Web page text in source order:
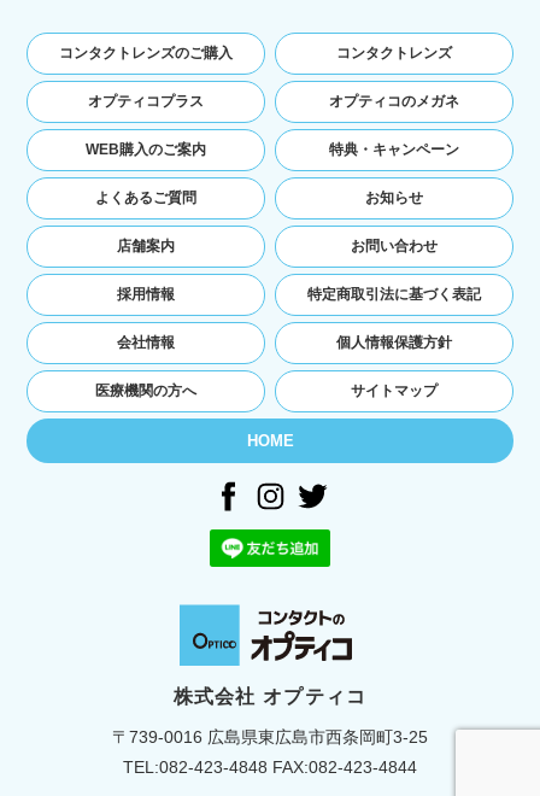
ユーザーに自分の登録情報の閲覧や修正，利用
状況の閲覧を行っていただくために，氏名，住
所，連絡先，支払方法などの登録情報，利用さ
れたサービスや購入された商品，およびそれら
の代金などに関する情報を表示する目的
ユーザーにお知らせや連絡をするためにメール
アドレスを利用する場合やユーザーに商品を送
付したり必要に応じて連絡したりするため，氏
名や住所などの連絡先情報を利用する目的
ユーザーの本人確認を行うために，氏名，生年
月日，住所，電話番号，銀行口座番号，クレジ
ットカード番号，運転免許証番号，配達証明付
き郵便の到達結果などの情報を利用する目的
ユーザーに代金を請求するために，購入された
商品名や数量，利用されたサービスの種類や期
間，回数，請求金額，氏名，住所，銀行口座番
号やクレジットカード番号などの支払に関する
情報などを利用する目的
ユーザーが簡便にデータを入力できるようにす
るために，当社に登録されている情報を入力画
面に表示させたり，ユーザーのご指示に基づい
て他のサービスなど（提携先が提供するものも
代金の支払を遅滞したり第三者に損害を発生さ
せたりするなど，本サービスの利用規約に違反
したユーザーや，不正・不当な目的でサービス
を利用しようとするユーザーの利用をお断りす
定するための情報を利用する目的
ユーザーからのお問い合わせに対応するため
HOME
コンタクトレンズのご購入 コンタクトレンズ
オプティコプラス オプティコのメガネ
WEB購入のご案内
よくあるご質問
店舗案内
採用情報
会社情報
医療機関の方へ
特典・キャンペーン
お知らせ
お問い合わせ
特定商取引法に基づく表記
個人情報保護方針
サイトマップ
株式会社 オプティコ
〒739-0016 広島県東広島市西条岡町3-25
TEL:082-423-4848 FAX:082-423-4844